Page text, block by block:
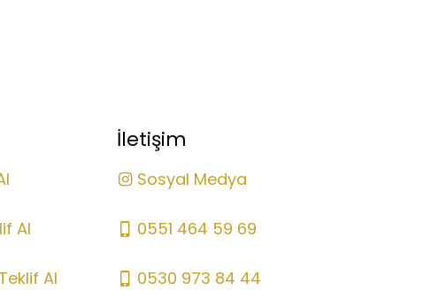
Al
Al
İletişim
Sosyal Medya
0551 464 59 69
0530 973 84 44